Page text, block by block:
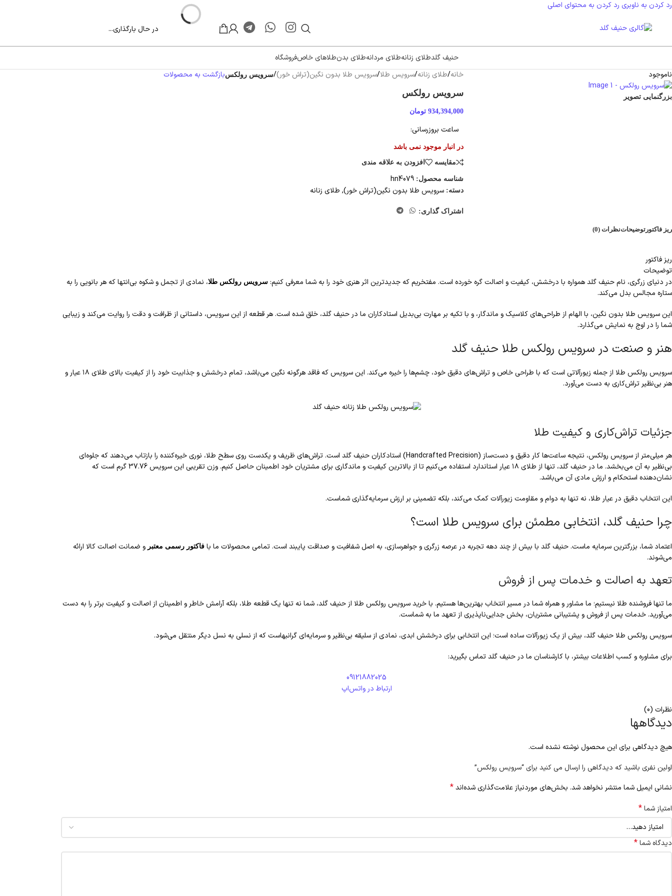
رد کردن به ناوبری رد کردن به محتوای اصلی
در حال بارگذاری...
حنیف گلدطلای زنانهطلای مردانهطلای بدنطلاهای خاصفروشگاه
ناموجود
بزرگنمایی تصویر
خانه/طلای زنانه/سرویس طلا/سرویس طلا بدون نگین(تراش خور)/سرویس رولکسبازگشت به محصولات
سرویس رولکس
934,394,000 تومان
ساعت بروزرسانی:
در انبار موجود نمی باشد
مقایسه افزودن به علاقه مندی
شناسه محصول:hn4079
دسته: سرویس طلا بدون نگین(تراش خور), طلای زنانه
اشتراک گذاری:
ریز فاکتور توضیحاتنظرات (0)
ریز فاکتور
توضیحات
در دنیای زرگری، نام حنیف گلد همواره با درخشش، کیفیت و اصالت گره خورده است. مفتخریم که جدیدترین اثر هنری خود را به شما معرفی کنیم: سرویس رولکس طلا، نمادی از تجمل و شکوه بی‌انتها که هر بانویی را به
ستاره مجالس بدل می‌کند.
این سرویس طلا بدون نگین، با الهام از طراحی‌های کلاسیک و ماندگار، و با تکیه بر مهارت بی‌بدیل استادکاران ما در حنیف گلد، خلق شده است. هر قطعه از این سرویس، داستانی از ظرافت و دقت را روایت می‌کند و زیبایی
شما را در اوج به نمایش می‌گذارد.
هنر و صنعت در سرویس رولکس طلا حنیف گلد
سرویس رولکس طلا از جمله زیورآلاتی است که با طراحی خاص و تراش‌های دقیق خود، چشم‌ها را خیره می‌کند. این سرویس که فاقد هرگونه نگین می‌باشد، تمام درخشش و جذابیت خود را از کیفیت بالای طلای ۱۸ عیار و
هنر بی‌نظیر تراش‌کاری به دست می‌آورد.
جزئیات تراش‌کاری و کیفیت طلا
هر میلی‌متر از سرویس رولکس، نتیجه ساعت‌ها کار دقیق و دست‌ساز (Handcrafted Precision) استادکاران حنیف گلد است. تراش‌های ظریف و یکدست روی سطح طلا، نوری خیره‌کننده را بازتاب می‌دهند که جلوه‌ای
بی‌نظیر به آن می‌بخشد. ما در حنیف گلد، تنها از طلای ۱۸ عیار استاندارد استفاده می‌کنیم تا از بالاترین کیفیت و ماندگاری برای مشتریان خود اطمینان حاصل کنیم. وزن تقریبی این سرویس 37.76 گرم است که
نشان‌دهنده استحکام و ارزش مادی آن می‌باشد.
این انتخاب دقیق در عیار طلا، نه تنها به دوام و مقاومت زیورآلات کمک می‌کند، بلکه تضمینی بر ارزش سرمایه‌گذاری شماست.
چرا حنیف گلد، انتخابی مطمئن برای سرویس طلا است؟
اعتماد شما، بزرگترین سرمایه ماست. حنیف گلد با بیش از چند دهه تجربه در عرصه زرگری و جواهرسازی، به اصل شفافیت و صداقت پایبند است. تمامی محصولات ما با فاکتور رسمی معتبر و ضمانت اصالت کالا ارائه
می‌شوند.
تعهد به اصالت و خدمات پس از فروش
ما تنها فروشنده طلا نیستیم؛ ما مشاور و همراه شما در مسیر انتخاب بهترین‌ها هستیم. با خرید سرویس رولکس طلا از حنیف گلد، شما نه تنها یک قطعه طلا، بلکه آرامش خاطر و اطمینان از اصالت و کیفیت برتر را به دست
می‌آورید. خدمات پس از فروش و پشتیبانی مشتریان، بخش جدایی‌ناپذیری از تعهد ما به شماست.
سرویس رولکس طلا حنیف گلد، بیش از یک زیورآلات ساده است؛ این انتخابی برای درخشش ابدی، نمادی از سلیقه بی‌نظیر و سرمایه‌ای گرانبهاست که از نسلی به نسل دیگر منتقل می‌شود.
برای مشاوره و کسب اطلاعات بیشتر، با کارشناسان ما در حنیف گلد تماس بگیرید:
09121882025
ارتباط در واتس‌اپ
نظرات (0)
دیدگاهها
هیچ دیدگاهی برای این محصول نوشته نشده است.
اولین نفری باشید که دیدگاهی را ارسال می کنید برای “سرویس رولکس”
نشانی ایمیل شما منتشر نخواهد شد. بخش‌های موردنیاز علامت‌گذاری شده‌اند*
امتیاز شما*
دیدگاه شما*